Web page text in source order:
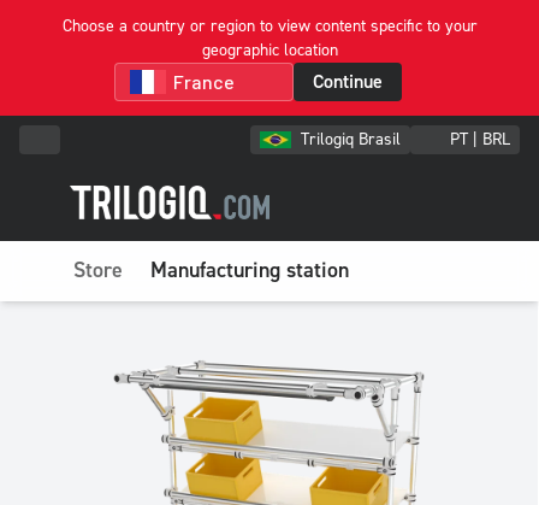
Choose a country or region to view content specific to your
geographic location
Continue
Trilogiq Brasil PT | BRL
Store Manufacturing station